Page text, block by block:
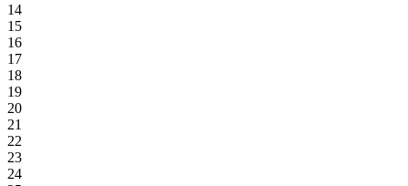
14
15
16
17
18
19
20
21
22
23
24